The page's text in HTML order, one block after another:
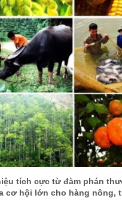
tích cực từ đàm phán
cơ hội lớn cho hàng nông,